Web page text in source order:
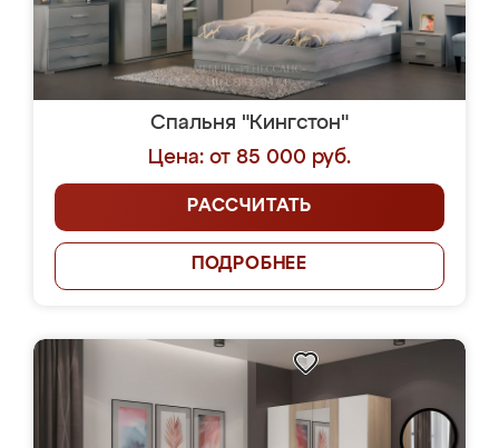
Спальня "Кингстон"
Цена: от 85 000 руб.
РАССЧИТАТЬ
ПОДРОБНЕЕ